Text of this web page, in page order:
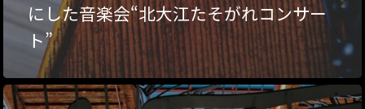
にした音楽会“北大江たそがれコンサー
ト”
ハイパー縁側@新京
ハイパー縁側@塩屋
ハイパー縁側@梅田